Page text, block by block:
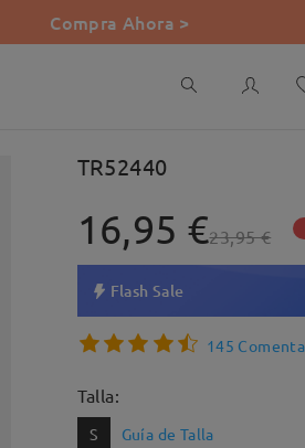
Compra Ahora >
TR52440
16,95 €23,95 €
Flash Sale
145
Talla:
S Guía de Talla